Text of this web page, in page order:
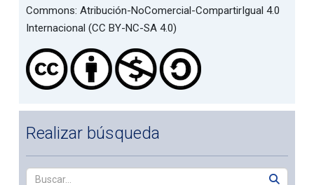
Commons: Atribución-NoComercial-CompartirIgual 4.0
Internacional (CC BY-NC-SA 4.0)
Realizar búsqueda